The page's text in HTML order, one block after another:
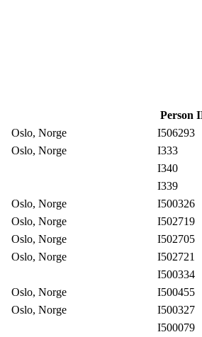
Person
Oslo, Norge
I506293
Oslo, Norge
I333
I340
I339
Oslo, Norge
I500326
Oslo, Norge
I502719
Oslo, Norge
I502705
Oslo, Norge
I502721
I500334
Oslo, Norge
I500455
Oslo, Norge
I500327
I500079